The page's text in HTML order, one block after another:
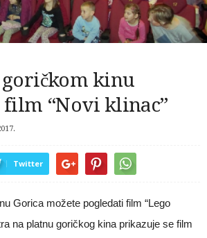
goričkom kinu
film “Novi klinac”
Twitter
Gorica možete pogledati film “Lego
na platnu goričkog kina prikazuje se film